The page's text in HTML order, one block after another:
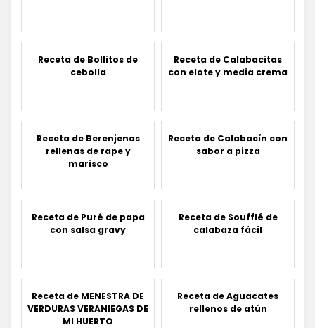
Receta de Bollitos de
cebolla
Receta de Calabacitas
con elote y media crema
Receta de Berenjenas
rellenas de rape y
marisco
Receta de Calabacín con
sabor a pizza
Receta de Puré de papa
con salsa gravy
Receta de Soufflé de
calabaza fácil
Receta de MENESTRA DE
VERDURAS VERANIEGAS DE
MI HUERTO
Receta de Aguacates
rellenos de atún